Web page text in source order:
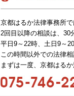
京都はるか法律事務所
2回目以降の相談は、30
平日9～22時、土日9～20
この時間以外での法律
まずは一度、京都はる